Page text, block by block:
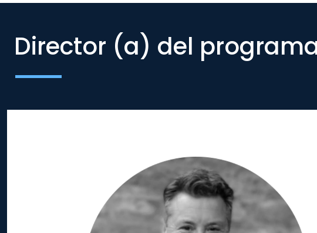
Director (a) del